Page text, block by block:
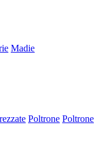
Madie
Poltrone Poltrone